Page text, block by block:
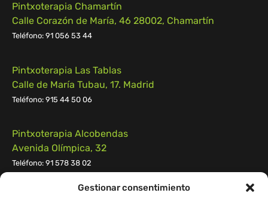
Gestionar consentimiento
Pintxoterapia Chamartín
Calle Corazón de María, 46 28002, Chamartín
Teléfono: 91 056 53 44
Pintxoterapia Las Tablas
Calle de María Tubau, 17. Madrid
Teléfono: 915 44 50 06
Pintxoterapia Alcobendas
Avenida Olímpica, 32
Teléfono: 91 578 38 02